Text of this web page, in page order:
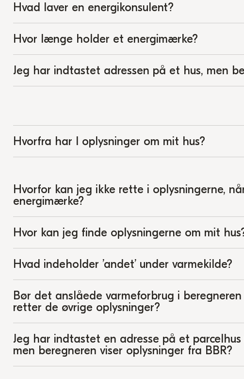
Hvad laver en energikonsulent?
Hvor længe holder et energimærke?
Jeg har indtastet adressen på et hus, men
Hvorfra har I oplysninger om mit hus?
Hvorfor kan jeg ikke rette i oplysningerne,
energimærke?
Hvor kan jeg finde oplysningerne om mit
Hvad indeholder ’andet’ under varmekilde?
Bør det anslåede varmeforbrug i
retter de øvrige oplysninger?
Jeg har indtastet en adresse på et
men beregneren viser oplysninger fra BBR?